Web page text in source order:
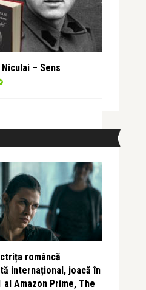
Niculai – Sens
româncă
internațional, joacă în
al Amazon Prime, The